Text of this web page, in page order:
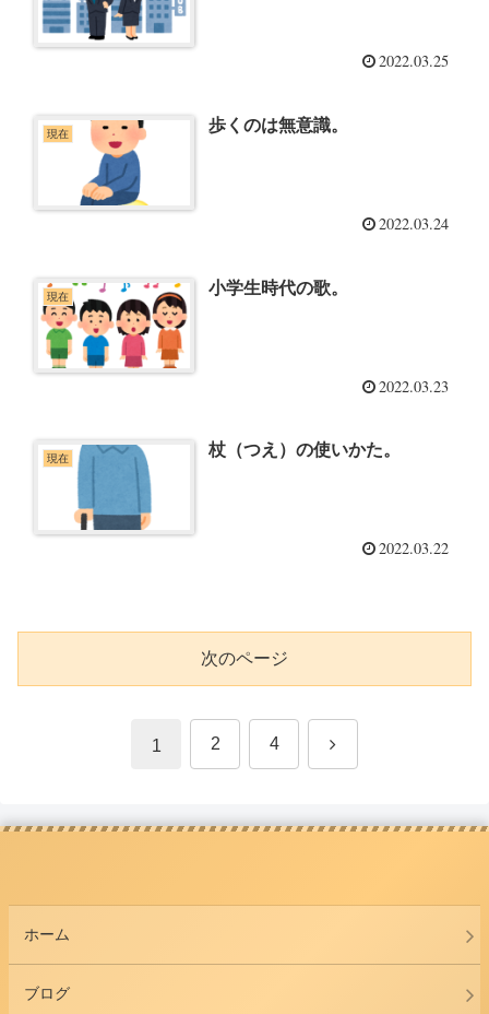
2022.03.25
現在 歩くのは無意識。
2022.03.24
現在 小学生時代の歌。
2022.03.23
現在 杖（つえ）の使いかた。
2022.03.22
次のページ
1 2 4 次
ホーム
ブログ